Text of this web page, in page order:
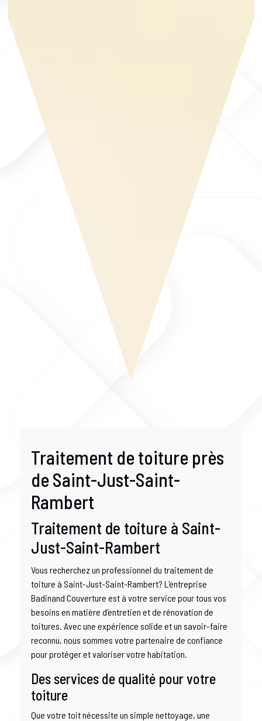
Traitement de toiture près
de Saint-Just-Saint-
Rambert
Traitement de toiture à Saint-
Just-Saint-Rambert
Vous recherchez un professionnel du traitement de
toiture à Saint-Just-Saint-Rambert? L'entreprise
Badinand Couverture est à votre service pour tous vos
besoins en matière d'entretien et de rénovation de
toitures. Avec une expérience solide et un savoir-faire
reconnu, nous sommes votre partenaire de confiance
pour protéger et valoriser votre habitation.
Des services de qualité pour votre
toiture
Que votre toit nécessite un simple nettoyage, une